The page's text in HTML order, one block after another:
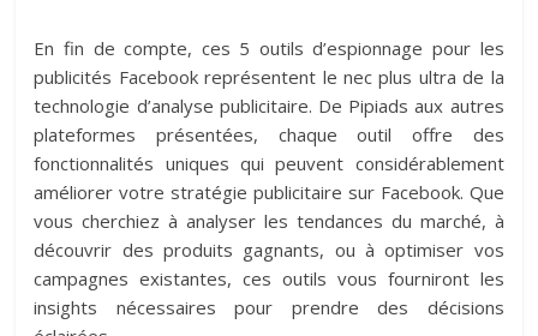
En fin de compte, ces 5 outils d’espionnage pour les
publicités Facebook représentent le nec plus ultra de la
technologie d’analyse publicitaire. De Pipiads aux autres
plateformes présentées, chaque outil offre des
fonctionnalités uniques qui peuvent considérablement
améliorer votre stratégie publicitaire sur Facebook. Que
vous cherchiez à analyser les tendances du marché, à
découvrir des produits gagnants, ou à optimiser vos
campagnes existantes, ces outils vous fourniront les
insights nécessaires pour prendre des décisions